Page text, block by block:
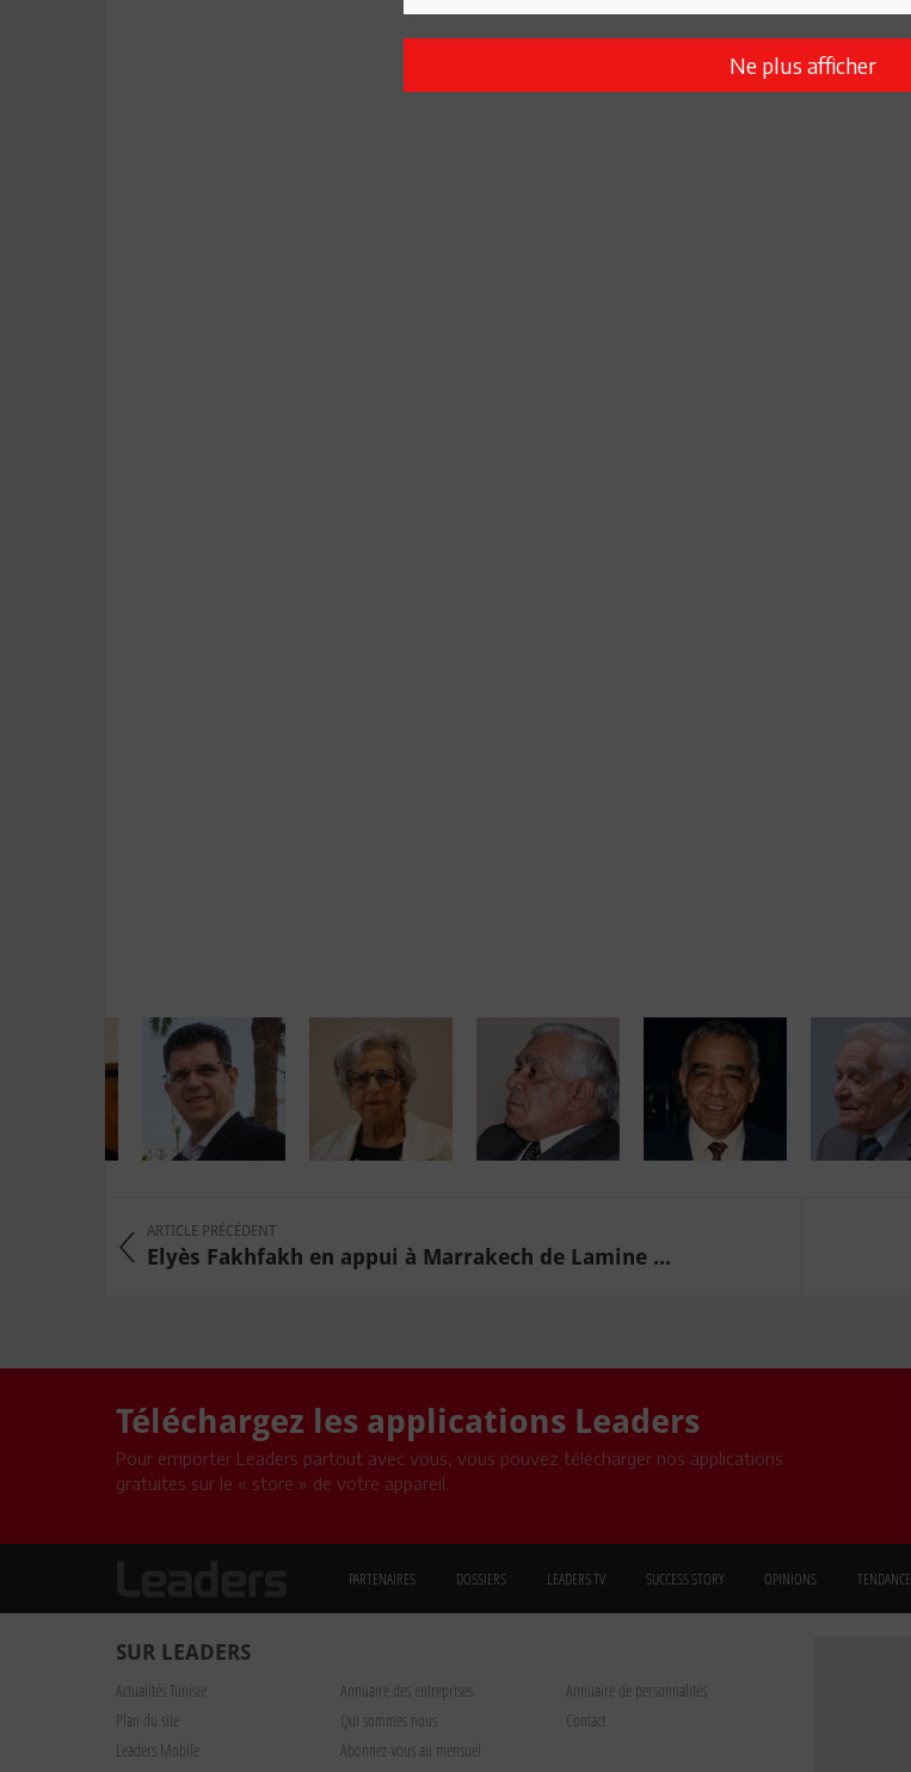
ARTICLE PRÉCÉDENT
Elyès Fakhfakh en appui à Marrakech de Lamine ...
Téléchargez les applications Leaders
Pour emporter Leaders partout avec vous, vous pouvez télécharger nos applications
gratuites sur le « store » de votre appareil.
PARTENAIRES DOSSIERS LEADERS TV SUCCESS STORY OPINIONS TENDANCE
SUR LEADERS
Actualités Tunisie Annuaire des entreprises
Annuaire de personnalités
Plan du site
Qui sommes nous
Contact
Leaders Mobile
Abonnez-vous au mensuel
Ne plus afficher